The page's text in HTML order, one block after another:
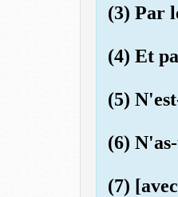
(3) Par
(4) Et
(5)
(6)
(7)